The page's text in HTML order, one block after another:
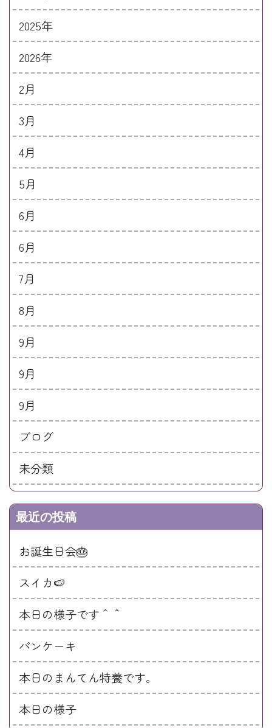
2025年
2026年
2月
3月
4月
5月
6月
6月
7月
8月
9月
9月
9月
ブログ
未分類
最近の投稿
お誕生日会🎂
スイカ🍉
本日の様子です＾＾
パンケーキ
本日のまんてん特養です。
本日の様子